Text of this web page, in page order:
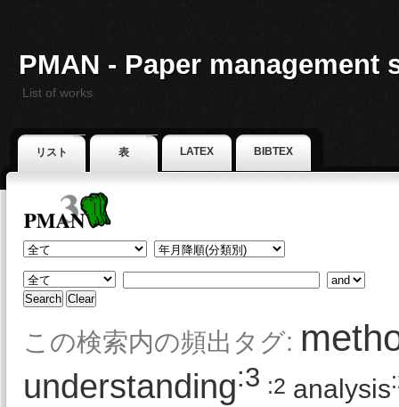
PMAN - Paper management
List of works
リスト 表 LATEX BIBTEX
この検索内の頻出タグ:
understanding:3 :2 analysis